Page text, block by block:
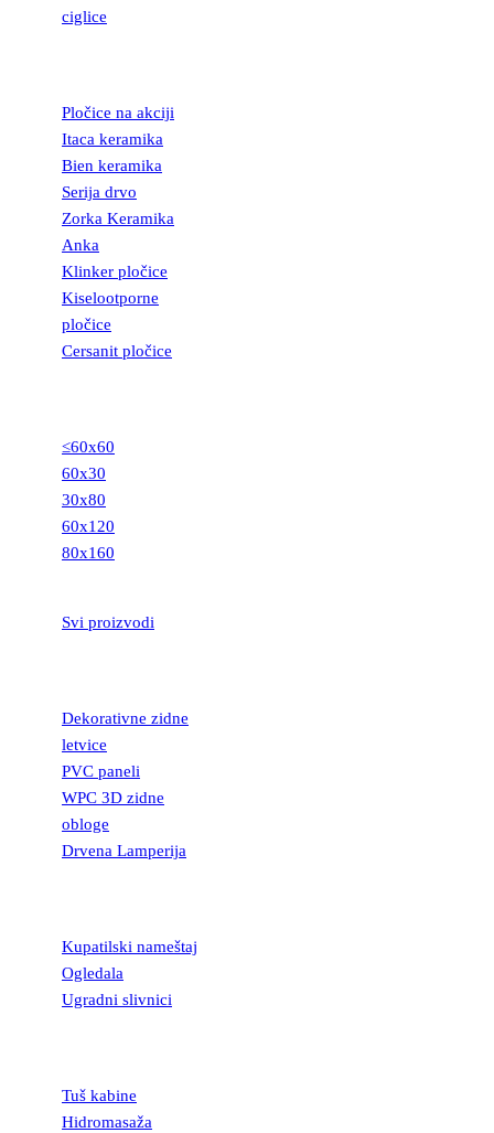
ciglice
Pločice na akciji
Itaca keramika
Bien keramika
Serija drvo
Zorka Keramika
Anka
Klinker pločice
Kiselootporne
pločice
Cersanit pločice
≤60x60
60x30
30x80
60x120
80x160
Svi proizvodi
Dekorativne zidne
letvice
PVC paneli
WPC 3D zidne
obloge
Drvena Lamperija
Kupatilski nameštaj
Ogledala
Ugradni slivnici
Tuš kabine
Hidromasaža